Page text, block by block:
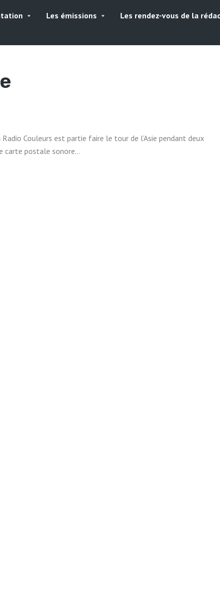
Les émissions Les rendez-vous de la
Couleurs est partie faire le tour de l’Asie pendant deux
carte postale sonore…